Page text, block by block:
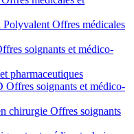
Polyvalent Offres médicales
soignants et médico-
pharmaceutiques
Offres soignants et médico-
chirurgie Offres soignants